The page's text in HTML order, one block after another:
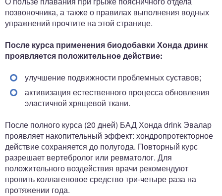
позвоночника, а также о правилах выполнения водных
упражнений прочтите на этой странице.
После курса применения биодобавки Хонда дринк
проявляется положительное действие:
улучшение подвижности проблемных суставов;
активизация естественного процесса обновления
эластичной хрящевой ткани.
После полного курса (20 дней) БАД Хонда drink Эвалар
проявляет накопительный эффект: хондропротекторное
действие сохраняется до полугода. Повторный курс
разрешает вертебролог или ревматолог. Для
положительного воздействия врачи рекомендуют
пропить коллагеновое средство три-четыре раза на
протяжении года.